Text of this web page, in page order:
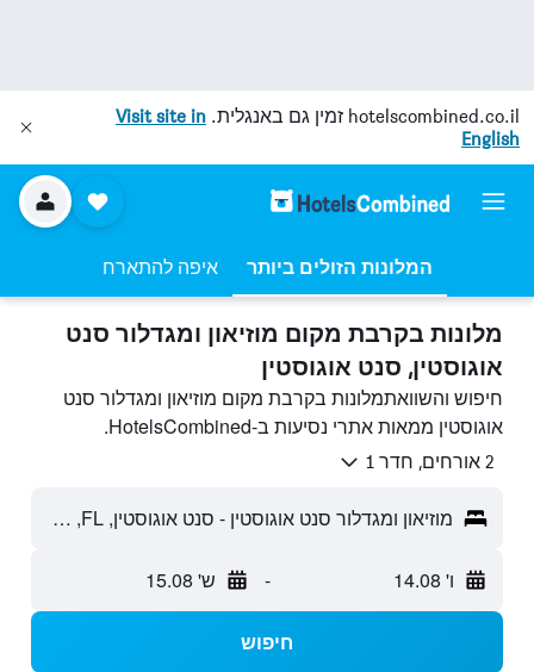
hotelscombined.co.il זמין גם באנגלית. Visit site in
English
המלונות הזולים ביותר איפה להתארח
מלונות בקרבת מקום מוזיאון ומגדלור סנט
אוגוסטין, סנט אוגוסטין
חיפוש והשוואתמלונות בקרבת מקום מוזיאון ומגדלור סנט
אוגוסטין ממאות אתרי נסיעות ב-HotelsCombined.
2 אורחים, חדר 1
מוזיאון ומגדלור סנט אוגוסטין - סנט אוגוסטין, FL, ארצות הברית
ו' 14.08 - ש' 15.08
חיפוש